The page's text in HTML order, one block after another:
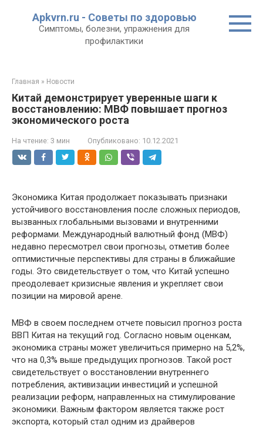
Apkvrn.ru - Советы по здоровью
Симптомы, болезни, упражнения для
профилактики
Главная » Новости
Китай демонстрирует уверенные шаги к
восстановлению: МВФ повышает прогноз
экономического роста
На чтение: 3 мин Опубликовано: 10.12.2021
Экономика Китая продолжает показывать признаки
устойчивого восстановления после сложных периодов,
вызванных глобальными вызовами и внутренними
реформами. Международный валютный фонд (МВФ)
недавно пересмотрел свои прогнозы, отметив более
оптимистичные перспективы для страны в ближайшие
годы. Это свидетельствует о том, что Китай успешно
преодолевает кризисные явления и укрепляет свои
позиции на мировой арене.
МВФ в своем последнем отчете повысил прогноз роста
ВВП Китая на текущий год. Согласно новым оценкам,
экономика страны может увеличиться примерно на 5,2%,
что на 0,3% выше предыдущих прогнозов. Такой рост
свидетельствует о восстановлении внутреннего
потребления, активизации инвестиций и успешной
реализации реформ, направленных на стимулирование
экономики. Важным фактором является также рост
экспорта, который стал одним из драйверов